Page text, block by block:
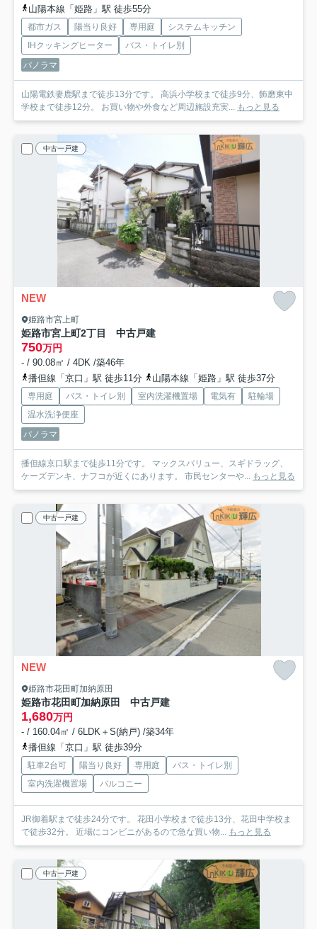
山陽本線「姫路」駅 徒歩55分
都市ガス 陽当り良好 専用庭
システムキッチン
IHクッキングヒーター
バス・トイレ別
パノラマ
山陽電鉄妻鹿駅まで徒歩13分です。 高浜小学校まで徒歩9分、飾磨東中
学校まで徒歩12分。 お買い物や外食など周辺施設充実... もっと見る
中古一戸建
NEW
姫路市宮上町
姫路市宮上町2丁目 中古戸建
750万円
- / 90.08㎡ / 4DK /築46年
播但線「京口」駅 徒歩11分
山陽本線「姫路」駅 徒歩37分
専用庭 バス・トイレ別 室内洗濯機置場 電気有
駐輪場
温水洗浄便座
パノラマ
播但線京口駅まで徒歩11分です。 マックスバリュー、スギドラッグ、
ケーズデンキ、ナフコが近くにあります。 市民センターや... もっと見る
中古一戸建
NEW
姫路市花田町加納原田
姫路市花田町加納原田 中古戸建
1,680万円
- / 160.04㎡ / 6LDK＋S(納戸) /築34年
播但線「京口」駅 徒歩39分
駐車2台可 陽当り良好 専用庭
バス・トイレ別
室内洗濯機置場
バルコニー
JR御着駅まで徒歩24分です。 花田小学校まで徒歩13分、花田中学校ま
で徒歩32分。 近場にコンビニがあるので急な買い物... もっと見る
中古一戸建